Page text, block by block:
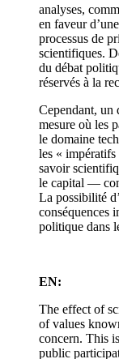
analyses,
en faveur
processus de
scientifiques.
du débat
réservés à la
Cependant, un
mesure où les
le domaine
les «
savoir
le capital —
La possibilité
conséquences
politique dans
EN:
The effect of
of values
concern. This
public